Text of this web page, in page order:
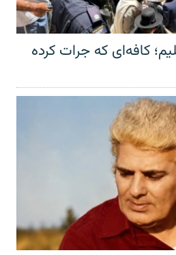
کافه‌ای که جرات کرده